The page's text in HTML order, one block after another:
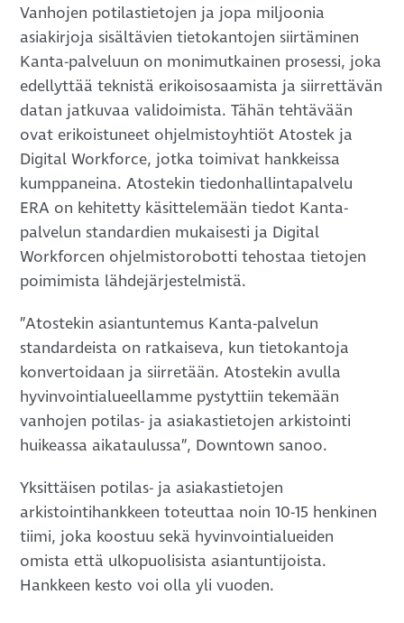
Vanhojen potilastietojen ja jopa miljoonia
asiakirjoja sisältävien tietokantojen siirtäminen
Kanta-palveluun on monimutkainen prosessi, joka
edellyttää teknistä erikoisosaamista ja siirrettävän
datan jatkuvaa validoimista. Tähän tehtävään
ovat erikoistuneet ohjelmistoyhtiöt Atostek ja
Digital Workforce, jotka toimivat hankkeissa
kumppaneina. Atostekin tiedonhallintapalvelu
ERA on kehitetty käsittelemään tiedot Kanta-
palvelun standardien mukaisesti ja Digital
Workforcen ohjelmistorobotti tehostaa tietojen
poimimista lähdejärjestelmistä.
”Atostekin asiantuntemus Kanta-palvelun
standardeista on ratkaiseva, kun tietokantoja
konvertoidaan ja siirretään. Atostekin avulla
hyvinvointialueellamme pystyttiin tekemään
vanhojen potilas- ja asiakastietojen arkistointi
huikeassa aikataulussa”, Downtown sanoo.
Yksittäisen potilas- ja asiakastietojen
arkistointihankkeen toteuttaa noin 10-15 henkinen
tiimi, joka koostuu sekä hyvinvointialueiden
omista että ulkopuolisista asiantuntijoista.
Hankkeen kesto voi olla yli vuoden.